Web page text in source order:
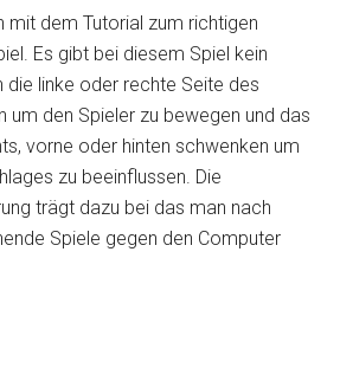
mit dem Tutorial zum richtigen
Es gibt bei diesem Spiel kein
die linke oder rechte Seite des
um den Spieler zu bewegen und das
vorne oder hinten schwenken um
zu beeinflussen. Die
trägt dazu bei das man nach
Spiele gegen den Computer